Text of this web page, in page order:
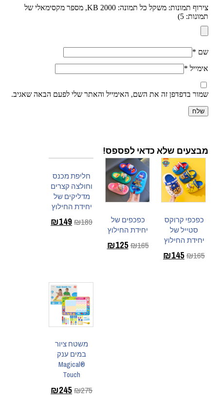
צירוף תמונות: משקל כל תמונה: 2000 KB, מספר מקסימאלי של
תמונות: 5)
שם *
אימייל *
שמור בדפדפן זה את השם, האימייל והאתר שלי לפעם הבאה שאגיב.
מבצעים שלא כדאי לפספס!
כפכפי קרוקס
סטייל של
יחידת החילוץ
₪165
₪145
כפכפים של
יחידת החילוץ
₪165
₪125
חליפת מכנס
וחולצה קצרים
מדליקים של
יחידת החילוץ
₪189
₪149
משטח ציור
במים ענק
®Magical
Touch
₪275
₪245